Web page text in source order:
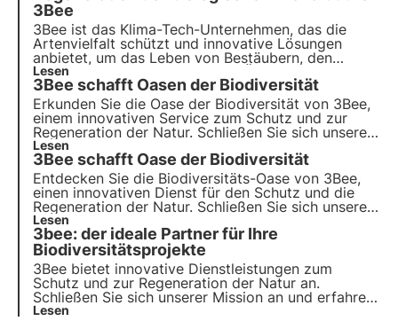
Unternehmen und den Planeten zu schaffen.
3Bee
3Bee ist das Klima-Tech-Unternehmen, das die
Artenvielfalt schützt und innovative Lösungen
anbietet, um das Leben von Bestäubern, den
Hütern der Gesundheit unserer Ökosysteme, zu
erhalten. Erfahren Sie, wie sich 3Bee für die
Wiederherstellung der Artenvielfalt einsetzt.
Lesen
3Bee schafft Oasen der Biodiversität
Erkunden Sie die Oase der Biodiversität von 3Bee,
einem innovativen Service zum Schutz und zur
Regeneration der Natur. Schließen Sie sich unserer
Mission an und erfahren Sie, wie Technologie und
Nachhaltigkeit zusammenkommen, um eine
grünere Zukunft für Unternehmen und den Planeten
zu schaffen.
Lesen
3Bee schafft Oase der Biodiversität
Entdecken Sie die Biodiversitäts-Oase von 3Bee,
einen innovativen Dienst für den Schutz und die
Regeneration der Natur. Schließen Sie sich unserer
Mission an und entdecken Sie, wie Technologie und
nachhaltige Entwicklung ineinandergreifen, um eine
grünere Zukunft für Unternehmen und den Planeten
zu schaffen.
Lesen
3bee: der ideale Partner für Ihre
Biodiversitätsprojekte
3Bee bietet innovative Dienstleistungen zum
Schutz und zur Regeneration der Natur an.
Schließen Sie sich unserer Mission an und erfahren
Sie, wie Technologie und Nachhaltigkeit
Lesen